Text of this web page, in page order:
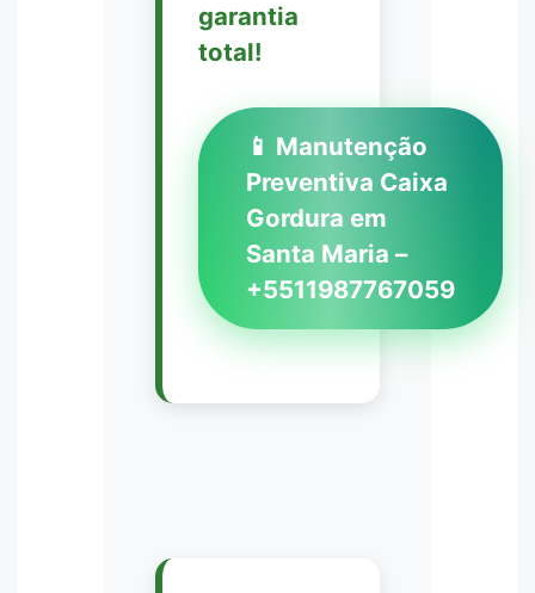
garantia
total!
📱 Manutenção
Preventiva Caixa
Gordura em
Santa Maria –
+5511987767059